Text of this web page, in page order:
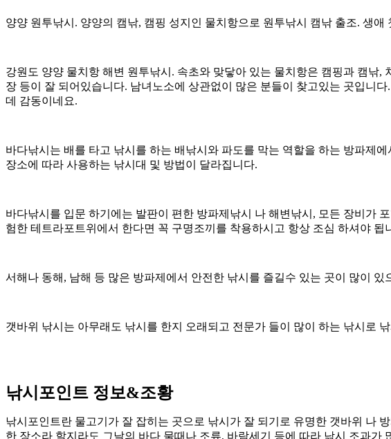
양양 원투낚시. 양양의 캠낚, 캠핑 성지인 물치항으로 원투낚시 캠낚 출조. 생애
강원도 양양 물치항 해변 원투낚시. 속초와 맞닿아 있는 물치항은 캠핑과 캠낚
장 등이 잘 되어있습니다. 남녀노소에 상관없이 많은 분들이 찾고있는 곳입니
데 감동이네요.
바다낚시는 배를 타고 낚시를 하는 배낚시와 파도를 막는 역할을 하는 방파제
장소에 따라 사용하는 낚시대 및 방법이 달라집니다.
바다낚시를 입문 하기에는 발판이 편한 방파제낚시 나 해변낚시, 모든 장비가
험한 테트라포트위에서 한다면 꼭 구명조끼를 착용하시고 항상 조심 하셔야 됩
서해나 동해, 남해 등 많은 방파제에서 안전한 낚시를 즐길수 있는 곳이 많이
갯바위 낚시는 아무래도 낚시를 한지 오래되고 전문가 들이 많이 하는 낚시로
낚시포인트 정보&조황
낚시포인트란 물고기가 잘 잡히는 곳으로 낚시가 잘 되기로 유명한 갯바위 나
한 장소라 할지라도 그날의 바다 물때나 조류, 바람세기 등에 따라 낚시 조과